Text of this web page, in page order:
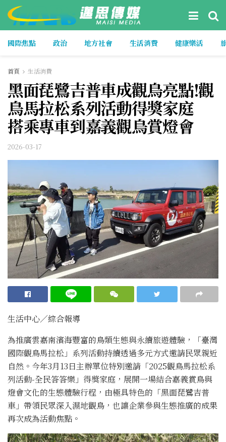
國際焦點 政治 地方社會 生活消費 健康樂活
首頁 生活消費
黑面琵鷺吉普車成觀鳥亮點!觀
鳥馬拉松系列活動得獎家庭
搭乘專車到嘉義觀鳥賞燈會
2026-03-17
生活中心／綜合報導
為推廣雲嘉南濱海豐富的鳥類生態與永續旅遊體驗，「臺灣
國際觀鳥馬拉松」系列活動持續透過多元方式邀請民眾親近
自然。今年3月13日主辦單位特別邀請「2025觀鳥馬拉松系
列活動-全民答答樂」得獎家庭，展開一場結合嘉義賞鳥與
燈會文化的生態體驗行程，由極具特色的「黑面琵鷺吉普
車」帶領民眾深入濕地觀鳥，也讓企業參與生態推廣的成果
再次成為活動焦點。